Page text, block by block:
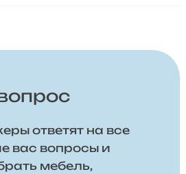
ответят на все
вас вопросы и
мебель,